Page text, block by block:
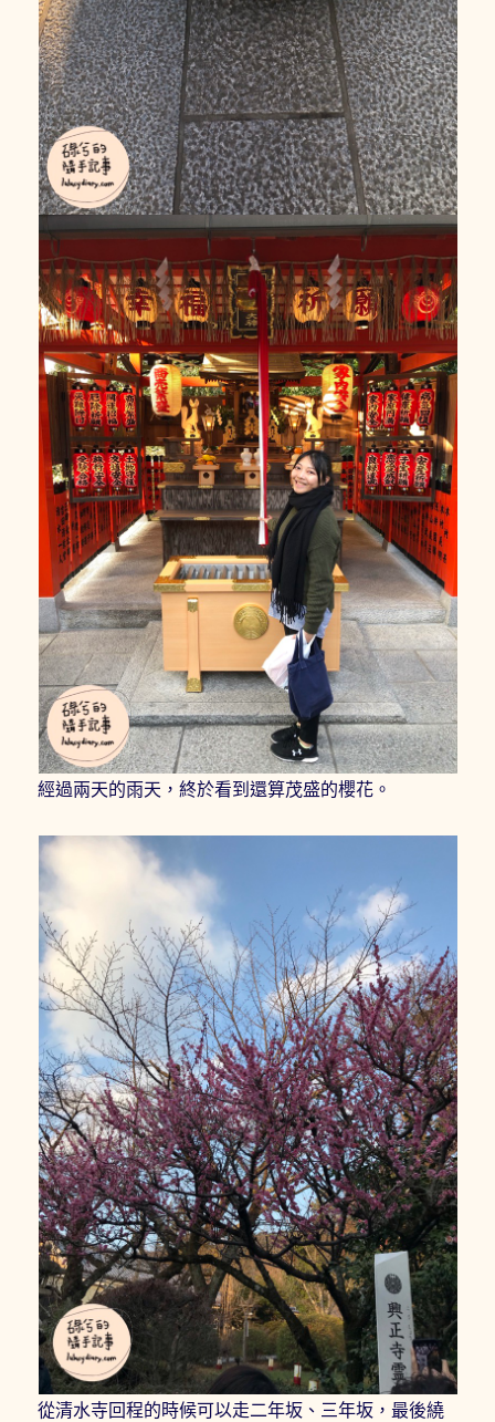
經過兩天的雨天，終於看到還算茂盛的櫻花。
從清水寺回程的時候可以走二年坂、三年坂，最後繞